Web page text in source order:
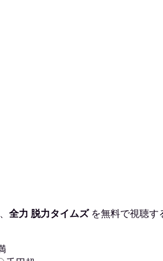
全力 脱力タイムズを無料で視聴す